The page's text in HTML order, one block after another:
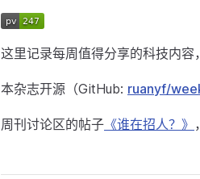
这里记录每周值得分享的科技内容
本杂志开源（GitHub: ruanyf/
周刊讨论区的帖子 《谁在招人？》